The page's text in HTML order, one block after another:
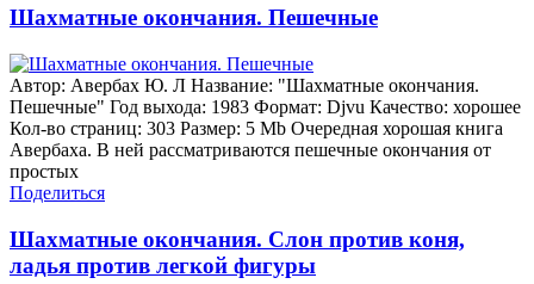
Шахматные окончания. Пешечные
Автор: Авербах Ю. Л Название: "Шахматные окончания.
Пешечные" Год выхода: 1983 Формат: Djvu Качество: хорошее
Кол-во страниц: 303 Размер: 5 Mb Очередная хорошая книга
Авербаха. В ней рассматриваются пешечные окончания от
простых
Поделиться
Шахматные окончания. Слон против коня,
ладья против легкой фигуры